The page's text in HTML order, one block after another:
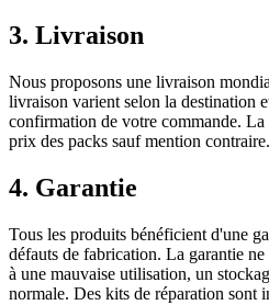
3. Livraison
Nous proposons une livraison
livraison varient selon la destination
confirmation de votre commande.
prix des packs sauf mention contraire.
4. Garantie
Tous les produits bénéficient d'une
défauts de fabrication. La garantie
à une mauvaise utilisation, un
normale. Des kits de réparation sont